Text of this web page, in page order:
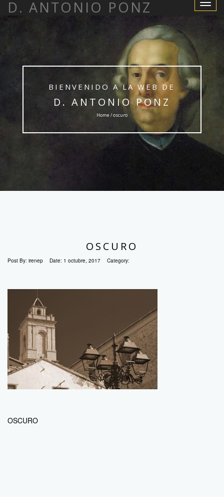
Toggle
D. ANTONIO PONZ
BIENVENIDO A LA WEB DE
D. ANTONIO PONZ
Home / oscuro
OSCURO
Post By: irenep Date: 1 octubre, 2017 Category:
OSCURO